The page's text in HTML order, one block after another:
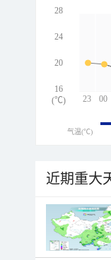
23 00
28
24
20
16
(℃)
气温(℃)
近期重大